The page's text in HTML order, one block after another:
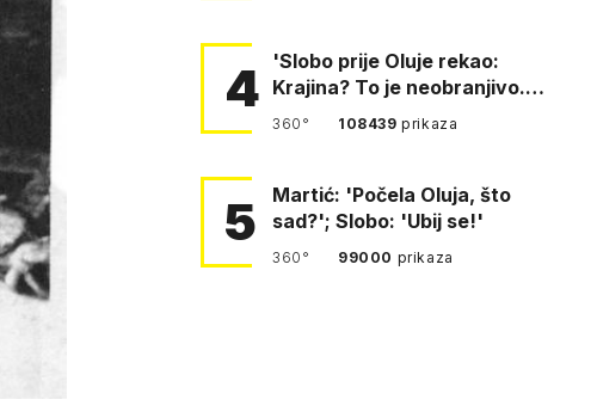
4
'Slobo prije Oluje rekao:
Krajina? To je neobranjivo.
Tuđmana zvao Krivousti'
360° 108439prikaza
5
Martić: 'Počela Oluja, što
sad?'; Slobo: 'Ubij se!'
360° 99000 prikaza